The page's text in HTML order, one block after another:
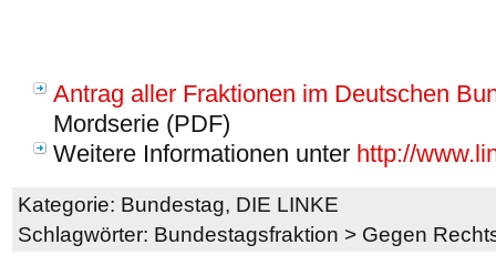
Antrag aller Fraktionen im Deutschen
Mordserie (PDF)
Weitere Informationen unter http://
Kategorie: Bundestag, DIE LINKE
Schlagwörter: Bundestagsfraktion > Gegen